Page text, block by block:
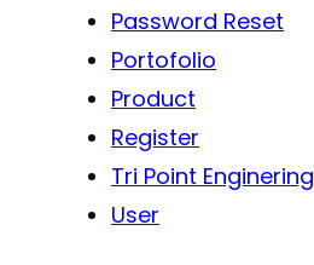
Password Reset
Portofolio
Product
Register
Tri Point Enginering
User